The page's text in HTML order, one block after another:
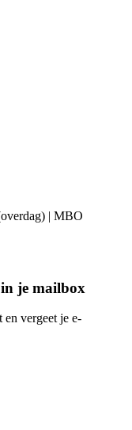
| MBO
je mailbox
vergeet je e-